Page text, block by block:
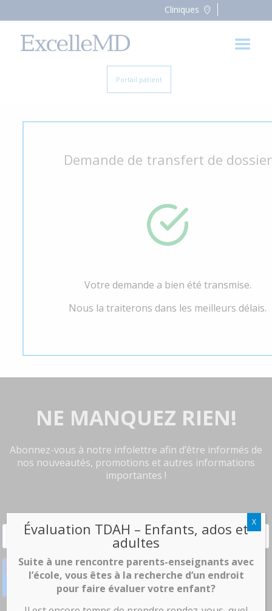
Cliniques
Portail patient
Demande de transfert de dossier
Votre demande a bien été transmise.
Nous la traiterons dans les meilleurs délais.
NE MANQUEZ RIEN!
Abonnez-vous à notre infolettre afin d’être informés de
nos nouveautés, promotions et autres informations
importantes !
Évaluation TDAH – Enfants, ados et
adultes
Suite à une rencontre parents-enseignants avec
l’école, vous êtes à la recherche d’un endroit
pour faire évaluer votre enfant?
X